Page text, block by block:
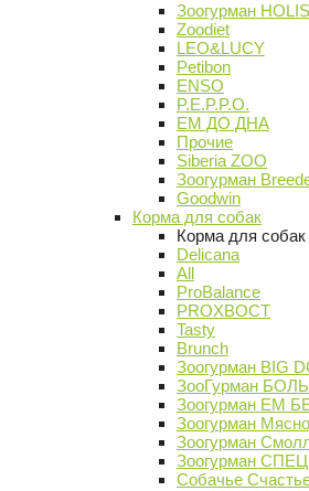
Зоогурман
Zoodiet
LEO&LUCY
Petibon
ENSO
P.E.P.P.O.
ЕМ ДО ДНА
Прочие
Siberia ZOO
Зоогурман
Goodwin
Корма для собак
Корма для собак
Delicana
All
ProBalance
PROХВОСТ
Tasty
Brunch
Зоогурман BIG
ЗооГурман
Зоогурман ЕМ
Зоогурман
Зоогурман
Зоогурман
Собачье